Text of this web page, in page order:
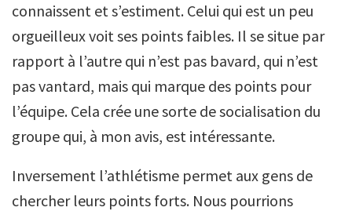
connaissent et s’estiment. Celui qui est un peu
orgueilleux voit ses points faibles. Il se situe par
rapport à l’autre qui n’est pas bavard, qui n’est
pas vantard, mais qui marque des points pour
l’équipe. Cela crée une sorte de socialisation du
groupe qui, à mon avis, est intéressante.
Inversement l’athlétisme permet aux gens de
chercher leurs points forts. Nous pourrions